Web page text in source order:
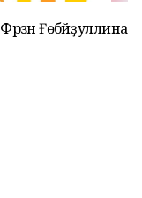
Фәрзәнә Ғөбәйҙуллина